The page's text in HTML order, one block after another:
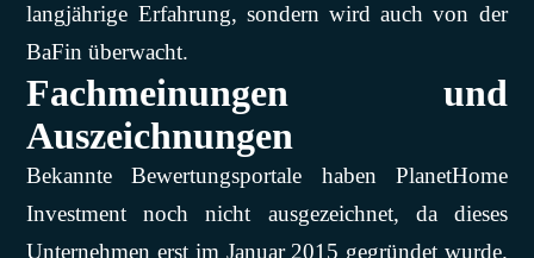
langjährige Erfahrung, sondern wird auch von der
BaFin überwacht.
Fachmeinungen und
Auszeichnungen
Bekannte Bewertungsportale haben PlanetHome
Investment noch nicht ausgezeichnet, da dieses
Unternehmen erst im Januar 2015 gegründet wurde.